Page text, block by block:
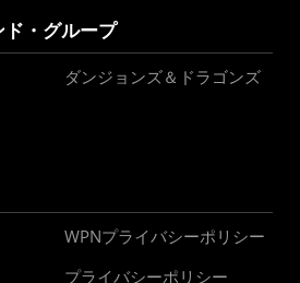
・グループ
ダンジョンズ＆ドラゴンズ
WPNプライバシーポリシー
プライバシーポリシー